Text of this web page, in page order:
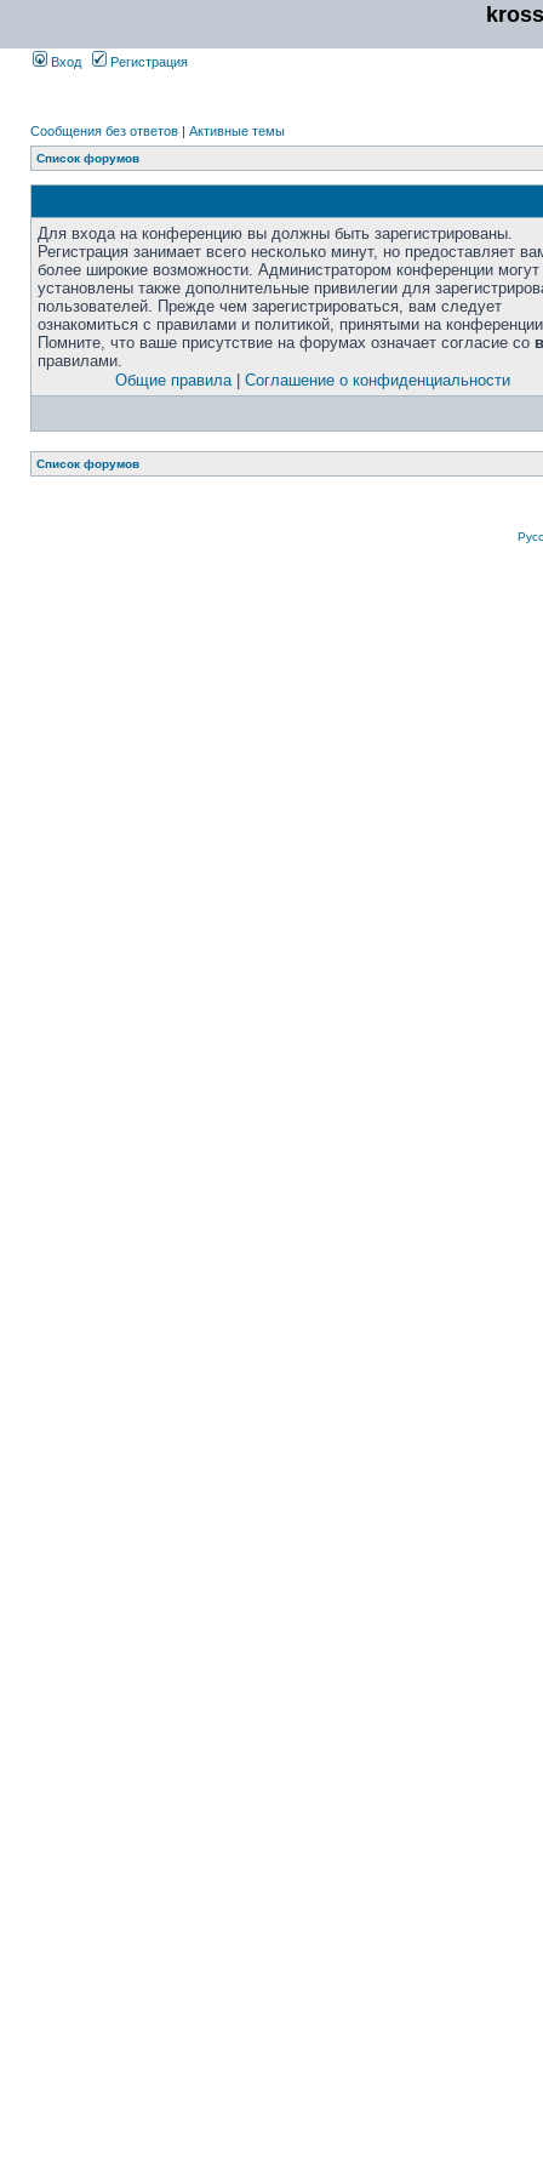
Вход Регистрация
Сообщения без ответов | Активные темы
Список форумов
Для входа на конференцию вы должны быть зарегистрированы.
Регистрация занимает всего несколько минут, но предоставляет
более широкие возможности. Администратором конференции
установлены также дополнительные привилегии для
пользователей. Прежде чем зарегистрироваться, вам следует
ознакомиться с правилами и политикой, принятыми на
Помните, что ваше присутствие на форумах означает согласие со
правилами.
Общие правила| Соглашение о конфиденциальности
Список форумов